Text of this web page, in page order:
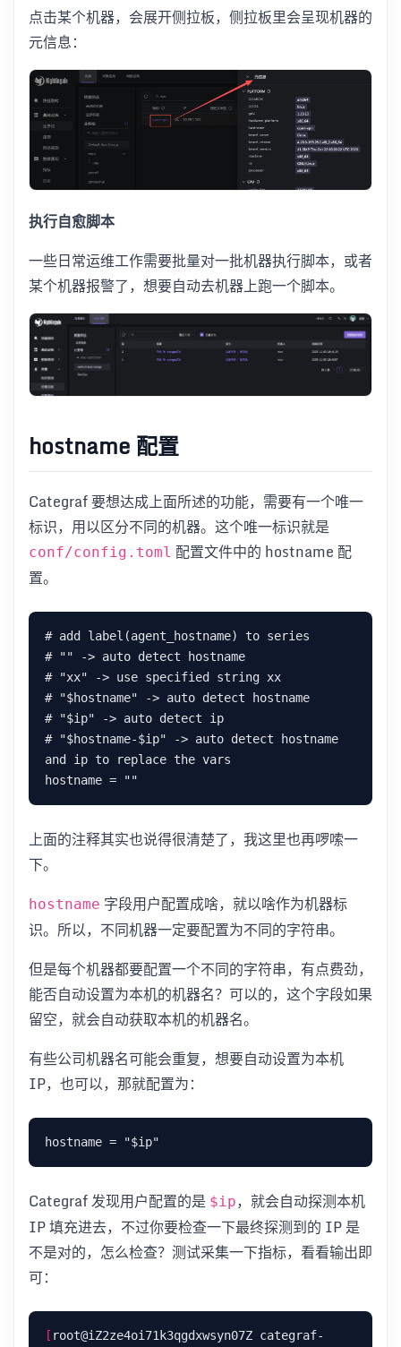
点击某个机器，会展开侧拉板，侧拉板里会呈现机器的
元信息：
执行自愈脚本
一些日常运维工作需要批量对一批机器执行脚本，或者
某个机器报警了，想要自动去机器上跑一个脚本。
hostname 配置
Categraf 要想达成上面所述的功能，需要有一个唯一
标识，用以区分不同的机器。这个唯一标识就是
conf/config.toml 配置文件中的 hostname 配
置。
# add label(agent_hostname) to series
# "" -> auto detect hostname
# "xx" -> use specified string xx
# "$hostname" -> auto detect hostname
# "$ip" -> auto detect ip
# "$hostname-$ip" -> auto detect hostname
and ip to replace the vars
上面的注释其实也说得很清楚了，我这里也再啰嗦一
下。
hostname 字段用户配置成啥，就以啥作为机器标
识。所以，不同机器一定要配置为不同的字符串。
但是每个机器都要配置一个不同的字符串，有点费劲，
能否自动设置为本机的机器名？可以的，这个字段如果
留空，就会自动获取本机的机器名。
有些公司机器名可能会重复，想要自动设置为本机
IP，也可以，那就配置为：
Categraf 发现用户配置的是 $ip，就会自动探测本机
IP 填充进去，不过你要检查一下最终探测到的 IP 是
不是对的，怎么检查？测试采集一下指标，看看输出即
可：
[ root@iZ2ze4oi71k3qgdxwsyn07Z categraf-